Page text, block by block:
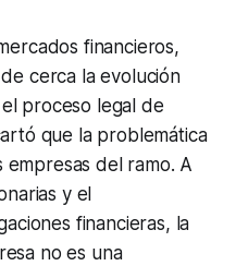
financieros,
cerca la evolución
proceso legal de
que la problemática
empresas del ramo. A
y el
financieras, la
no es una